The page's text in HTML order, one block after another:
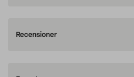
Recensioner